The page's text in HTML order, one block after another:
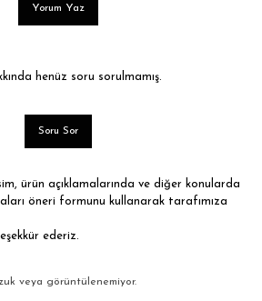
Yorum Yaz
henüz soru sorulmamış.
Soru Sor
ürün açıklamalarında ve diğer konularda
öneri formunu kullanarak tarafımıza
ederiz.
veya görüntülenemiyor.